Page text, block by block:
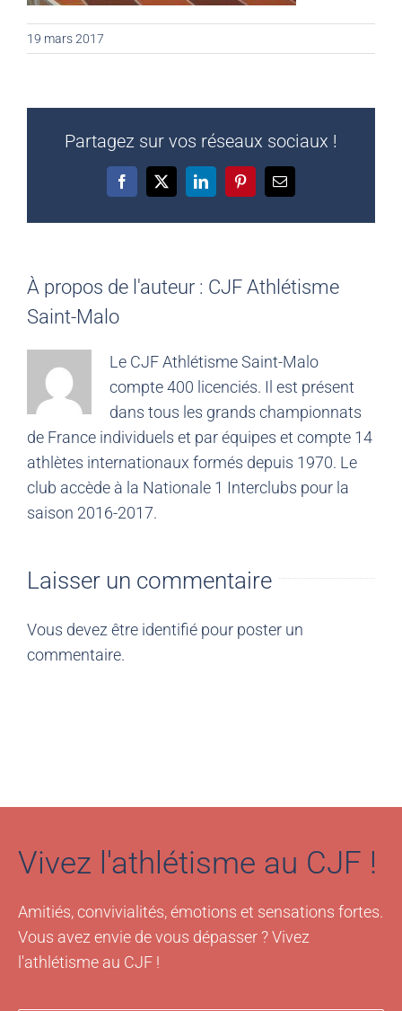
19 mars 2017
Partagez sur vos réseaux sociaux !
Facebook
X LinkedInPinterestEmail
À propos de l'auteur : CJF Athlétisme
Saint-Malo
Le CJF Athlétisme Saint-Malo
compte 400 licenciés. Il est présent
dans tous les grands championnats
de France individuels et par équipes et compte 14
athlètes internationaux formés depuis 1970. Le
club accède à la Nationale 1 Interclubs pour la
saison 2016-2017.
Laisser un commentaire
Vous devez être identifié pour poster un
commentaire.
Vivez l'athlétisme au CJF !
Amitiés, convivialités, émotions et sensations fortes.
Vous avez envie de vous dépasser ? Vivez
l'athlétisme au CJF !